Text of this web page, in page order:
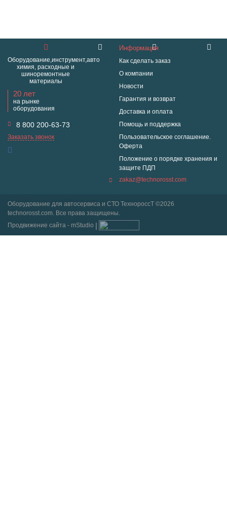
Оборудование,инструмент,авто
химия, расходные и
шиноремонтные
материалы
20 лет
на рынке
оборудования
8 800 200-63-73
Заказать звонок
Информация
Как сделать заказ
О компании
Новости
Гарантия и возврат
Доставка и оплата
Помощь и поддержка
Пользовательское соглашение.
Оферта
Положение о порядке хранения и
защите ПДП
zakaz@technorosst.com
Оборудование для автосервиса и СТО ТехнороссТ ©2026
technorosst.com. Все права защищены.
Продвижение сайта - mStudio